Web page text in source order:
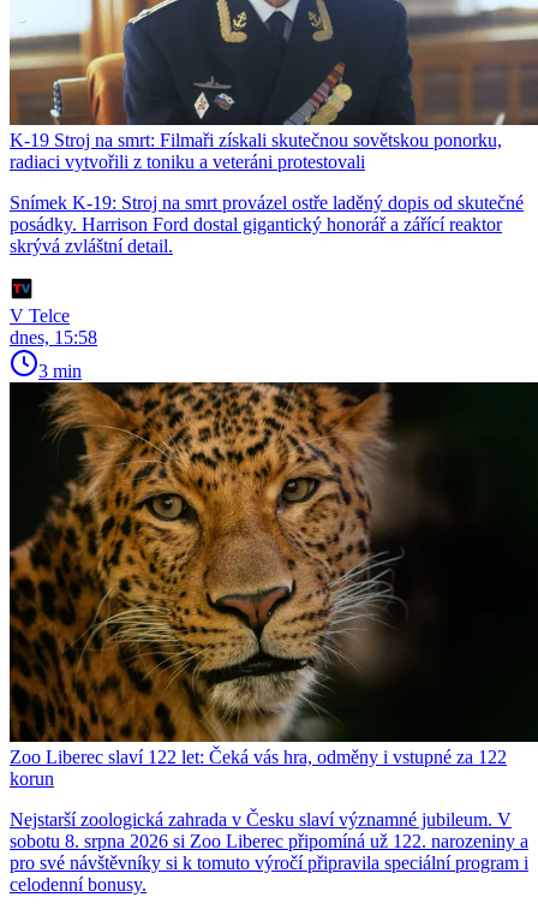
K-19 Stroj na smrt: Filmaři získali skutečnou sovětskou ponorku,
radiaci vytvořili z toniku a veteráni protestovali
Snímek K-19: Stroj na smrt provázel ostře laděný dopis od skutečné
posádky. Harrison Ford dostal gigantický honorář a zářící reaktor
skrývá zvláštní detail.
V Telce
dnes, 15:58
3 min
Zoo Liberec slaví 122 let: Čeká vás hra, odměny i vstupné za 122
korun
Nejstarší zoologická zahrada v Česku slaví významné jubileum. V
sobotu 8. srpna 2026 si Zoo Liberec připomíná už 122. narozeniny a
pro své návštěvníky si k tomuto výročí připravila speciální program i
celodenní bonusy.